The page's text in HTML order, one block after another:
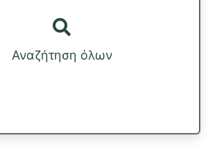
Αναζήτηση όλων